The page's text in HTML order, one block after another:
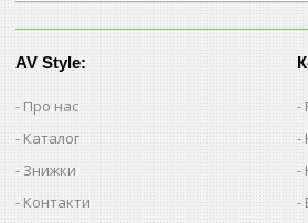
AV Style:
Про нас
Каталог
Знижки
Контакти